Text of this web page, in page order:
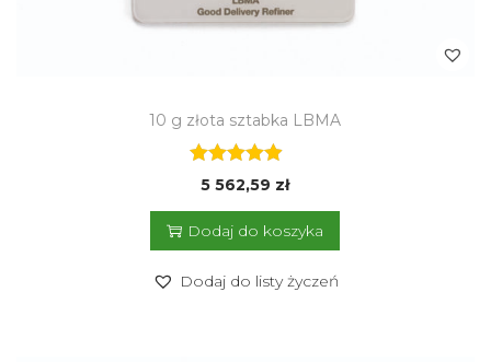
10 g złota sztabka LBMA
5 562,59 zł
Dodaj do koszyka
Dodaj do listy życzeń